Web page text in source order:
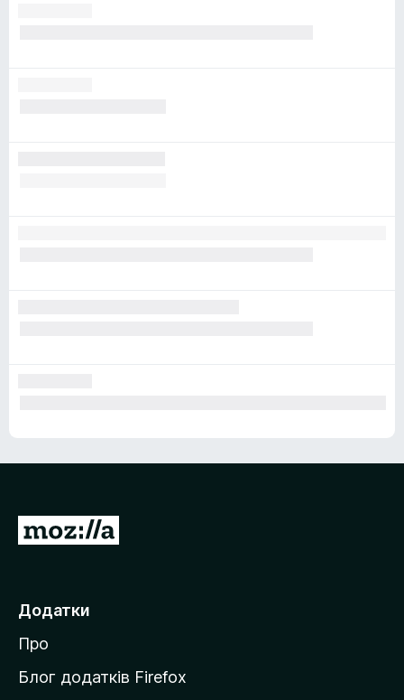
П
е
й
т
и
Додатки
Про
Блог додатків Firefox